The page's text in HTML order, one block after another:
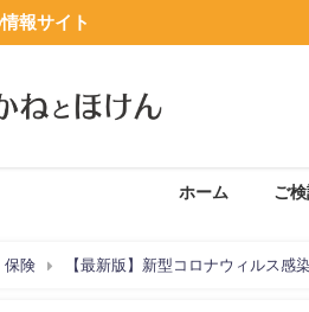
報サイト
ホーム ご
保険 【最新版】新型コロナウィルス感